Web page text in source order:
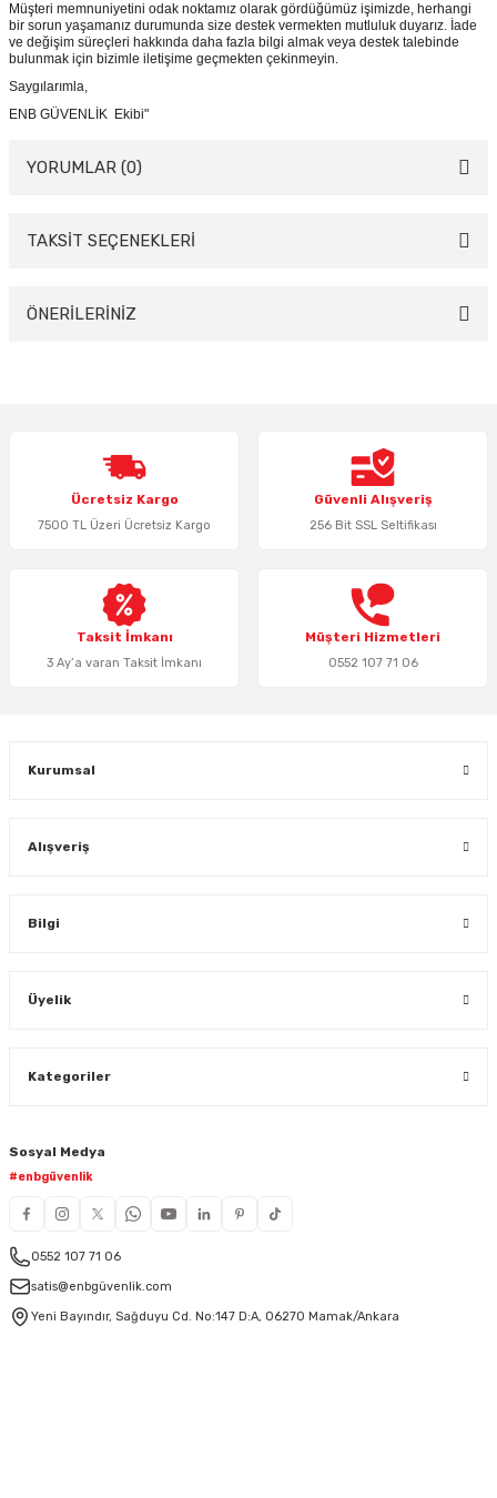
Müşteri memnuniyetini odak noktamız olarak gördüğümüz işimizde, herhangi
bir sorun yaşamanız durumunda size destek vermekten mutluluk duyarız. İade
ve değişim süreçleri hakkında daha fazla bilgi almak veya destek talebinde
bulunmak için bizimle iletişime geçmekten çekinmeyin.
Saygılarımla,
ENB GÜVENLİK Ekibi"
YORUMLAR (0)
Bu ürüne ilk yorumu siz yapın!
TAKSİT SEÇENEKLERİ
ÖNERİLERİNİZ
Ürün resmi kalitesiz, bozuk veya görüntülenemiyor.
Ürün açıklamasında eksik bilgiler bulunuyor.
Ürün bilgilerinde hatalar bulunuyor.
Bu ürüne benzer farklı alternatifler olmalı.
Ücretsiz Kargo
7500 TL Üzeri Ücretsiz Kargo
Güvenli Alışveriş
256 Bit SSL Seltifikası
Taksit İmkanı
3 Ay’a varan Taksit İmkanı
Müşteri Hizmetleri
0552 107 71 06
Kurumsal
Alışveriş
Bilgi
Üyelik
Kategoriler
Sosyal Medya
#enbgüvenlik
0552 107 71 06
satis@enbgüvenlik.com
Yeni Bayındır, Sağduyu Cd. No:147 D:A, 06270 Mamak/Ankara